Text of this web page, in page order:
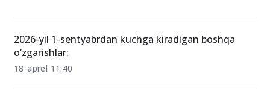
2026-yil 1-sentyabrdan kuchga kiradigan boshqa
o‘zgarishlar:
18-aprel 11:40